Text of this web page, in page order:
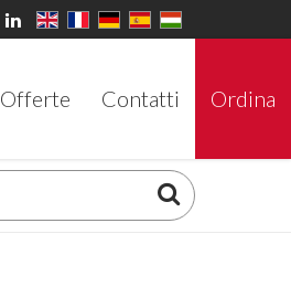
Offerte Contatti Ordina